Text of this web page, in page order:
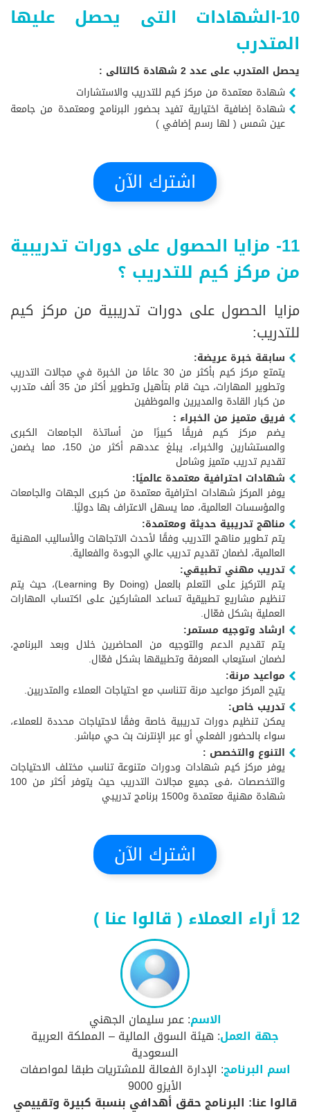
10-الشهادات التى يحصل عليها
المتدرب
يحصل المتدرب على عدد 2 شهادة كالتالى :
شهادة معتمدة من مركز كيم للتدريب والاستشارات
شهادة إضافية اختيارية تفيد بحضور البرنامج ومعتمدة من جامعة
عين شمس ( لها رسم إضافي )
اشترك الآن
11- مزايا الحصول على دورات تدريبية
من مركز كيم للتدريب ؟
مزايا الحصول على دورات تدريبية من مركز كيم
للتدريب:
سابقة خبرة عريضة:
يتمتع مركز كيم بأكثر من 30 عامًا من الخبرة في مجالات التدريب
وتطوير المهارات، حيث قام بتأهيل وتطوير أكثر من 35 ألف متدرب
من كبار القادة والمديرين والموظفين
فريق متميز من الخبراء :
يضم مركز كيم فريقًا كبيرًا من أساتذة الجامعات الكبرى
والمستشارين والخبراء، يبلغ عددهم أكثر من 150، مما يضمن
تقديم تدريب متميز وشامل
شهادات احترافية معتمدة عالميًا:
يوفر المركز شهادات احترافية معتمدة من كبرى الجهات والجامعات
والمؤسسات العالمية، مما يسهل الاعتراف بها دوليًا.
مناهج تدريبية حديثة ومعتمدة:
يتم تطوير مناهج التدريب وفقًا لأحدث الاتجاهات والأساليب المهنية
العالمية، لضمان تقديم تدريب عالي الجودة والفعالية.
تدريب مهني تطبيقي:
يتم التركيز على التعلم بالعمل (Learning By Doing)، حيث يتم
تنظيم مشاريع تطبيقية تساعد المشاركين على اكتساب المهارات
العملية بشكل فعّال.
ارشاد وتوجيه مستمر:
يتم تقديم الدعم والتوجيه من المحاضرين خلال وبعد البرنامج،
لضمان استيعاب المعرفة وتطبيقها بشكل فعّال.
مواعيد مرنة:
يتيح المركز مواعيد مرنة تتناسب مع احتياجات العملاء والمتدربين.
تدريب خاص:
يمكن تنظيم دورات تدريبية خاصة وفقًا لاحتياجات محددة للعملاء،
سواء بالحضور الفعلي أو عبر الإنترنت بث حي مباشر.
التنوع والتخصص :
يوفر مركز كيم شهادات ودورات متنوعة تناسب مختلف الاحتياجات
والتخصصات ،فى جميع مجالات التدريب حيث يتوفر أكثر من 100
شهادة مهنية معتمدة و1500 برنامج تدريبي
اشترك الآن
12 أراء العملاء ( قالوا عنا )
الاسم: عمر سليمان الجهني
جهة العمل: هيئة السوق المالية – المملكة العربية
السعودية
اسم البرنامج: الإدارة الفعالة للمشتريات طبقا لمواصفات
الأيزو 9000
قالوا عنا: البرنامج حقق أهدافي بنسبة كبيرة وتقييمي